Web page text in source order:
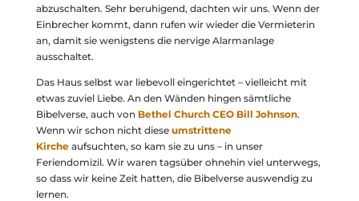
abzuschalten. Sehr beruhigend, dachten wir uns. Wenn der
Einbrecher kommt, dann rufen wir wieder die Vermieterin
an, damit sie wenigstens die nervige Alarmanlage
ausschaltet.
Das Haus selbst war liebevoll eingerichtet – vielleicht mit
etwas zuviel Liebe. An den Wänden hingen sämtliche
Bibelverse, auch von Bethel Church CEO Bill Johnson.
Wenn wir schon nicht diese umstrittene
Kircheaufsuchten, so kam sie zu uns – in unser
Feriendomizil. Wir waren tagsüber ohnehin viel unterwegs,
so dass wir keine Zeit hatten, die Bibelverse auswendig zu
lernen.